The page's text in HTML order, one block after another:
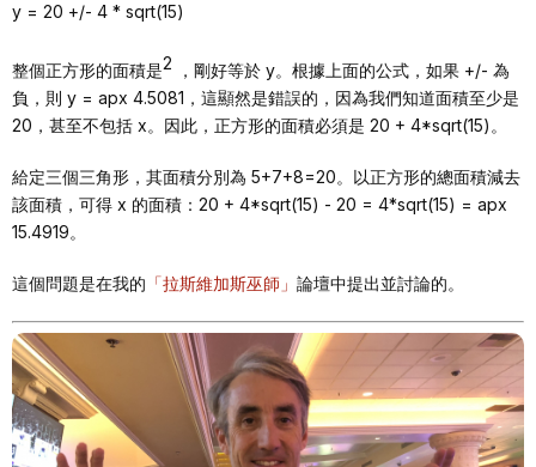
y = 20 +/- 4 * sqrt(15)
整個正方形的面積是2 ，剛好等於 y。根據上面的公式，如果 +/- 為
負，則 y = apx 4.5081，這顯然是錯誤的，因為我們知道面積至少是
20，甚至不包括 x。因此，正方形的面積必須是 20 + 4*sqrt(15)。
給定三個三角形，其面積分別為 5+7+8=20。以正方形的總面積減去
該面積，可得 x 的面積：20 + 4*sqrt(15) - 20 = 4*sqrt(15) = apx
15.4919。
這個問題是在我的 「拉斯維加斯巫師」 論壇中提出並討論的。